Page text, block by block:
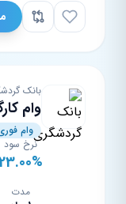
بانک
وام
وام
نرخ سود
مدت